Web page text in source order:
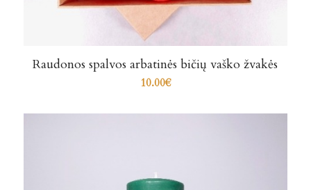
Raudonos spalvos arbatinės bičių vaško žvakės
10.00€